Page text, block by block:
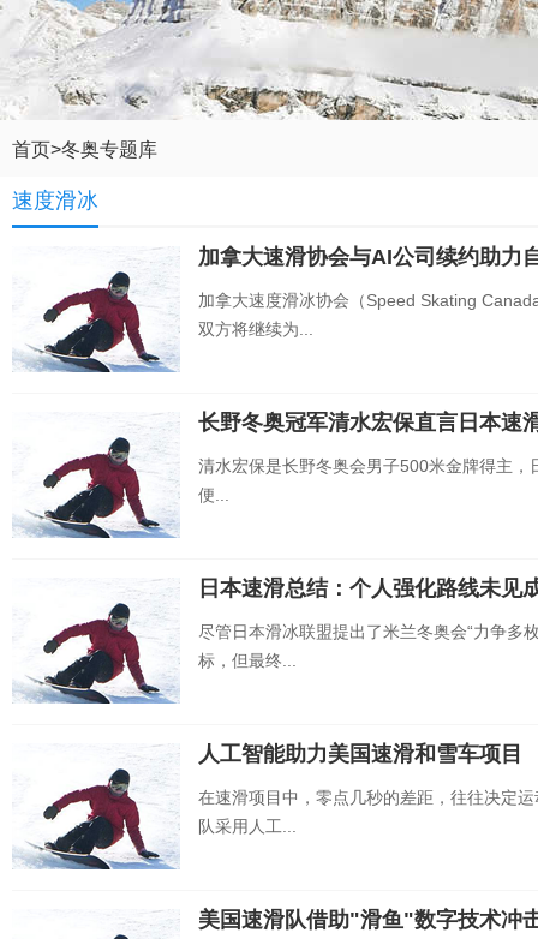
首页>冬奥专题库
速度滑冰
加拿大速滑协会与AI公司续约助力
加拿大速度滑冰协会（Speed Skating
双方将继续为...
长野冬奥冠军清水宏保直言日本速
清水宏保是长野冬奥会男子500米金牌得主
便...
日本速滑总结：个人强化路线未见
尽管日本滑冰联盟提出了米兰冬奥会“力争多
标，但最终...
人工智能助力美国速滑和雪车项目
在速滑项目中，零点几秒的差距，往往决定
队采用人工...
美国速滑队借助"滑鱼"数字技术冲